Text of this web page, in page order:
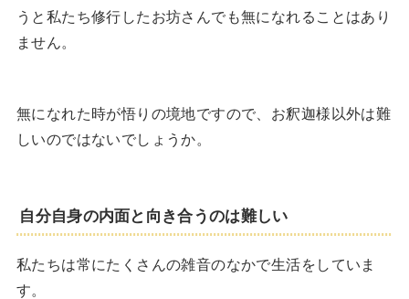
うと私たち修行したお坊さんでも無になれることはあり
ません。
無になれた時が悟りの境地ですので、お釈迦様以外は難
しいのではないでしょうか。
自分自身の内面と向き合うのは難しい
私たちは常にたくさんの雑音のなかで生活をしていま
す。